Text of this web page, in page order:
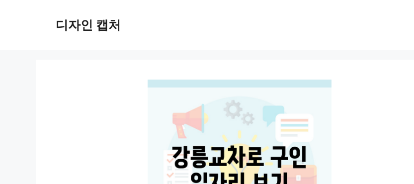
디자인 캡처